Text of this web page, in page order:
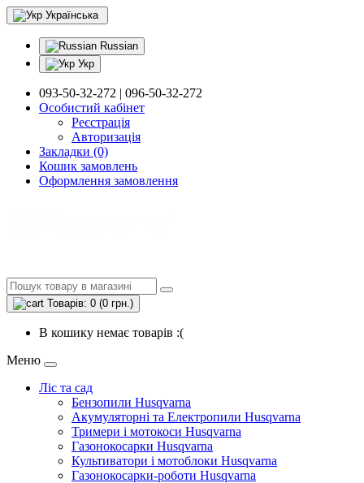
Українська
Russian
Укр
093-50-32-272 | 096-50-32-272
Особистий кабінет
Реєстрація
Авторизація
Закладки (0)
Кошик замовлень
Оформлення замовлення
Товарів: 0 (0 грн.)
В кошику немає товарів :(
Меню
Ліс та сад
Бензопили Husqvarna
Акумуляторні та Електропили Husqvarna
Тримери і мотокоси Husqvarna
Газонокосарки Husqvarna
Культиватори і мотоблоки Husqvarna
Газонокосарки-роботи Husqvarna